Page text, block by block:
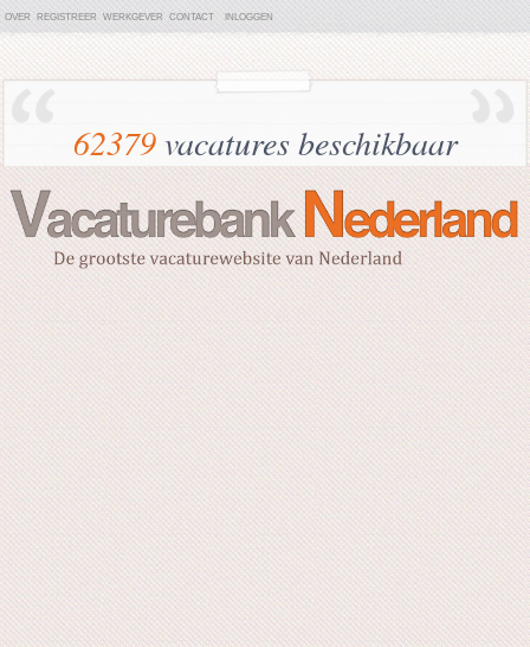
OVER REGISTREER WERKGEVER CONTACT INLOGGEN
62379vacatures beschikbaar